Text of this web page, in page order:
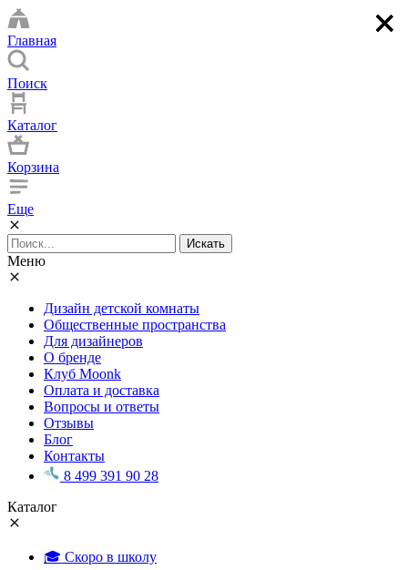
Главная
Поиск
Каталог
Корзина
Еще
Искать
Меню
Дизайн детской комнаты
Общественные пространства
Для дизайнеров
О бренде
Клуб Moonk
Оплата и доставка
Вопросы и ответы
Отзывы
Блог
Контакты
8 499 391 90 28
Каталог
🎓 Скоро в школу
×
×
×
×